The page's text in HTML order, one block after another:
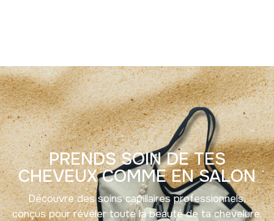
PRENDS SOIN DE TES
CHEVEUX COMME EN SALON
Découvre des soins capillaires professionnels,
conçus pour révéler toute la beauté de ta chevelure.